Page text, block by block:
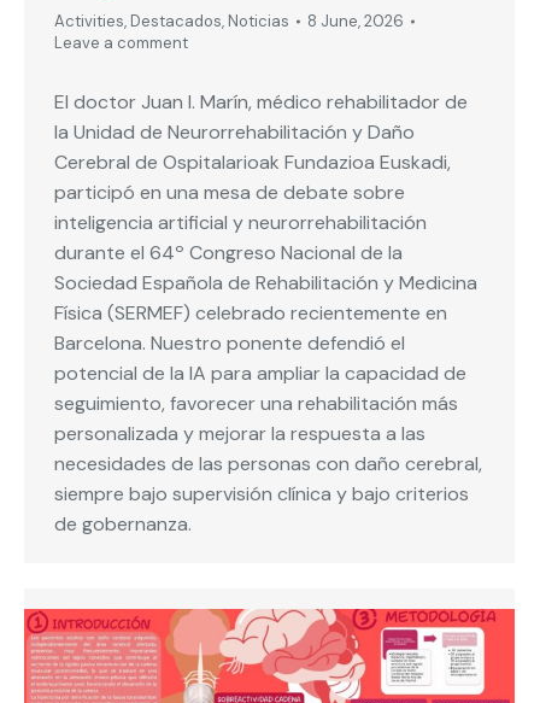
Activities, Destacados, Noticias
8 June, 2026
Leave a comment
El doctor Juan I. Marín, médico rehabilitador de
la Unidad de Neurorrehabilitación y Daño
Cerebral de Ospitalarioak Fundazioa Euskadi,
participó en una mesa de debate sobre
inteligencia artificial y neurorrehabilitación
durante el 64º Congreso Nacional de la
Sociedad Española de Rehabilitación y Medicina
Física (SERMEF) celebrado recientemente en
Barcelona. Nuestro ponente defendió el
potencial de la IA para ampliar la capacidad de
seguimiento, favorecer una rehabilitación más
personalizada y mejorar la respuesta a las
necesidades de las personas con daño cerebral,
siempre bajo supervisión clínica y bajo criterios
de gobernanza.